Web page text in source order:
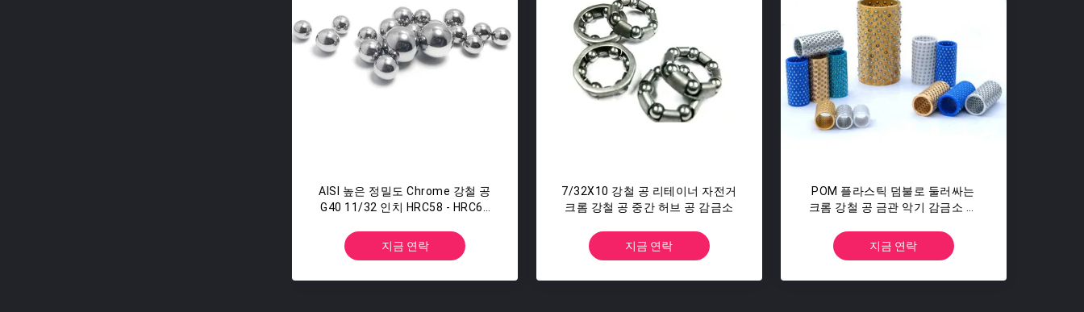
AISI 높은 정밀도 Chrome 강철 공
G40 11/32 인치 HRC58 - HRC65
지금 연락
7/32X10 강철 공 리테이너 자전거
크롬 강철 공 중간 허브 공 감금소
지금 연락
POM 플라스틱 덤불로 둘러싸는
크롬 강철 공 금관 악기 감금소 알
지금 연락